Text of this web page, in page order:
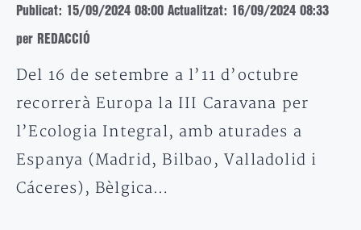
Publicat: 15/09/2024 08:00 Actualitzat: 16/09/2024 08:33
per REDACCIÓ
Del 16 de setembre a l’11 d’octubre
recorrerà Europa la III Caravana per
l’Ecologia Integral, amb aturades a
Espanya (Madrid, Bilbao, Valladolid i
Cáceres), Bèlgica…